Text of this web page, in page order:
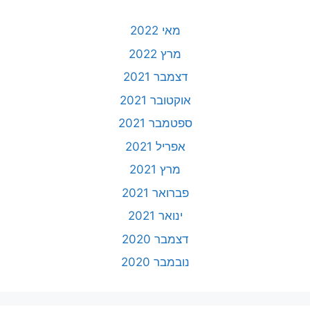
מאי 2022
מרץ 2022
דצמבר 2021
אוקטובר 2021
ספטמבר 2021
אפריל 2021
מרץ 2021
פברואר 2021
ינואר 2021
דצמבר 2020
נובמבר 2020